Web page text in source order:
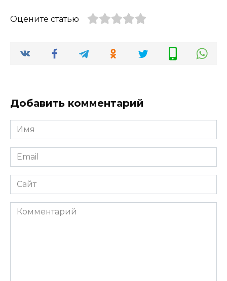
Оцените статью
Добавить комментарий
Имя
*
Email
*
Сайт
Комментарий